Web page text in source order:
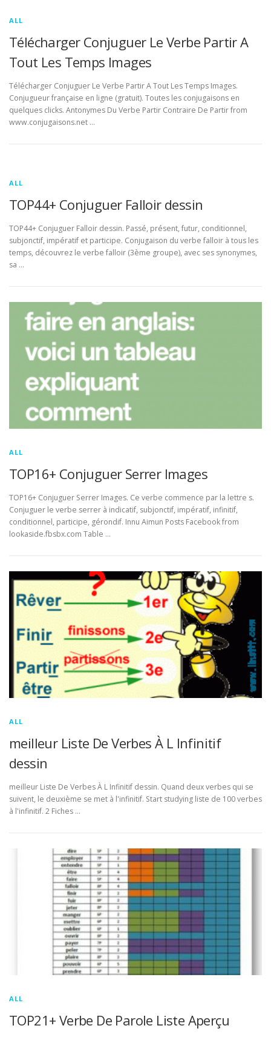
ALL
Télécharger Conjuguer Le Verbe Partir A
Tout Les Temps Images
Télécharger Conjuguer Le Verbe Partir A Tout Les Temps Images.
Conjugueur française en ligne (gratuit). Toutes les conjugaisons en
quelques clicks. Antonymes Du Verbe Partir Contraire De Partir from
www.conjugaisons.net …
ALL
TOP44+ Conjuguer Falloir dessin
TOP44+ Conjuguer Falloir dessin. Passé, présent, futur, conditionnel,
subjonctif, impératif et participe. Conjugaison du verbe falloir à tous les
temps, découvrez le verbe falloir (3ème groupe), avec ses synonymes,
sa …
ALL
TOP16+ Conjuguer Serrer Images
TOP16+ Conjuguer Serrer Images. Ce verbe commence par la lettre s.
Conjuguer le verbe serrer à indicatif, subjonctif, impératif, infinitif,
conditionnel, participe, gérondif. Innu Aimun Posts Facebook from
lookaside.fbsbx.com Table …
ALL
meilleur Liste De Verbes À L Infinitif
dessin
meilleur Liste De Verbes À L Infinitif dessin. Quand deux verbes qui se
suivent, le deuxième se met à l'infinitif. Start studying liste de 100 verbes
à l'infinitif. 2 Fiches …
ALL
TOP21+ Verbe De Parole Liste Aperçu